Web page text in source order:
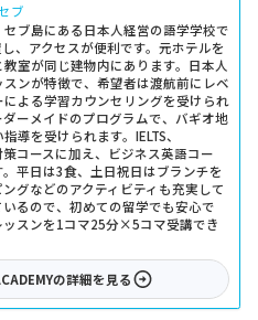
ブ
ブ島にある日本人経営の語学学校で
、アクセスが便利です。元ホテルを
室が同じ建物内にあります。日本人
ンが特徴で、希望者は渡航前にレベ
よる学習カウンセリングを受けられ
ーメイドのプログラムで、バギオ地
導を受けられます。IELTS、
コースに加え、ビジネス英語コー
平日は3食、土日祝日はブランチを
グなどのアクティビティも充実して
るので、初めての留学でも安心で
スンを1コマ25分×5コマ受講でき
の詳細を見る